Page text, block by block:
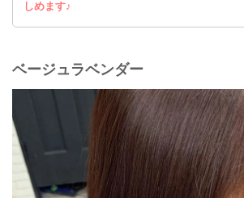
しめます♪
ベージュラベンダー